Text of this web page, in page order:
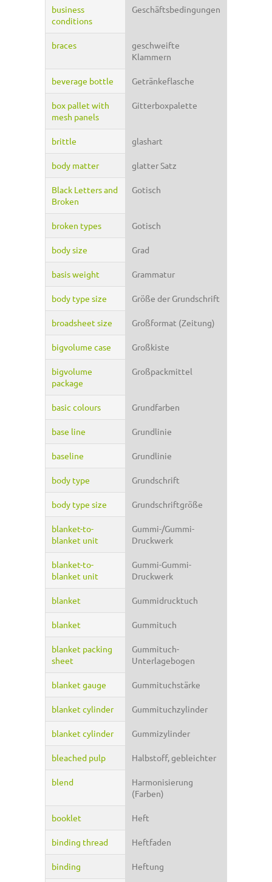
business
conditions
Geschäftsbedingungen
braces
geschweifte
Klammern
beverage bottle Getränkeflasche
box pallet with
mesh panels
Gitterboxpalette
brittle glashart
body matter glatter Satz
Black Letters and
Broken
Gotisch
broken types Gotisch
body size Grad
basis weight Grammatur
body type size Größe der Grundschrift
broadsheet size Großformat (Zeitung)
bigvolume case Großkiste
bigvolume
package
Großpackmittel
basic colours Grundfarben
base line Grundlinie
baseline Grundlinie
body type Grundschrift
body type size Grundschriftgröße
blanket-to-
blanket unit
Gummi-/Gummi-
Druckwerk
blanket-to-
blanket unit
Gummi-Gummi-
Druckwerk
blanket Gummidrucktuch
blanket Gummituch
blanket packing
sheet
Gummituch-
Unterlagebogen
blanket gauge Gummituchstärke
blanket cylinder Gummituchzylinder
blanket cylinder Gummizylinder
bleached pulp Halbstoff, gebleichter
blend
Harmonisierung
(Farben)
booklet Heft
binding thread Heftfaden
binding Heftung